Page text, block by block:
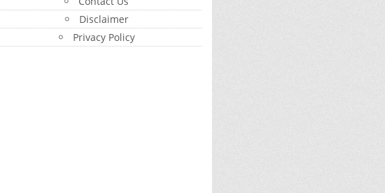
Disclaimer
Privacy Policy